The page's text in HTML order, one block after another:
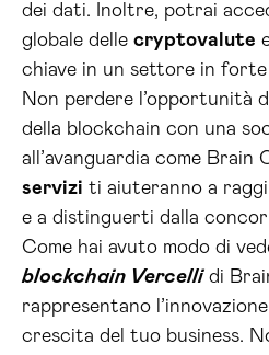
dei dati. Inoltre, potrai
globale delle cryptovalute
chiave in un settore in forte
Non perdere l’opportunità
della blockchain con una
all’avanguardia come Brain
servizi ti aiuteranno a
e a distinguerti dalla
Come hai avuto modo di
blockchain Vercellidi
rappresentano
crescita del tuo business.